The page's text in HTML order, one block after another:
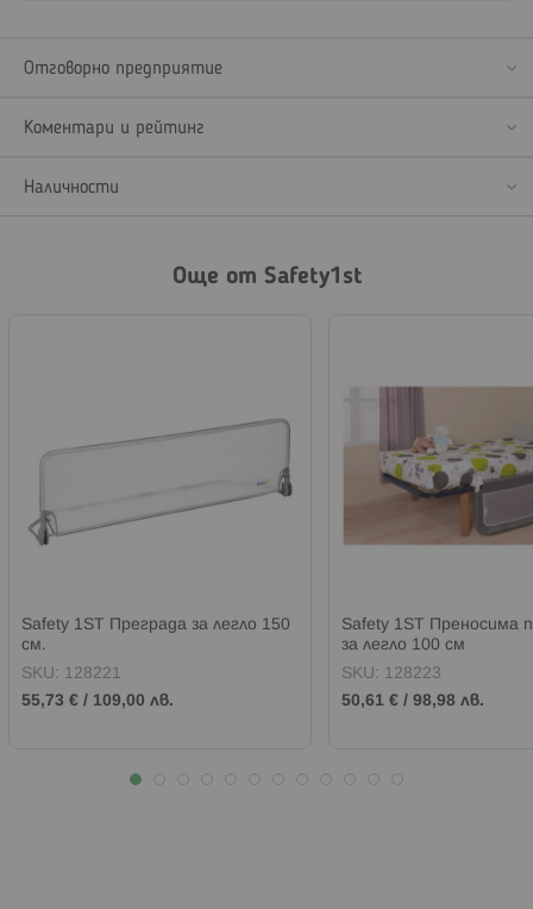
Отговорно предприятие
Коментари и рейтинг
Наличности
Още от Safety1st
Safety 1ST Преграда за легло 150
см.
SKU: 128221
55,73 € / 109,00 лв.
Safety 1ST Преносима
за легло 100 см
SKU: 128223
50,61 € / 98,98 лв.